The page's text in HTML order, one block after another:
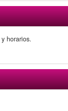
horarios.